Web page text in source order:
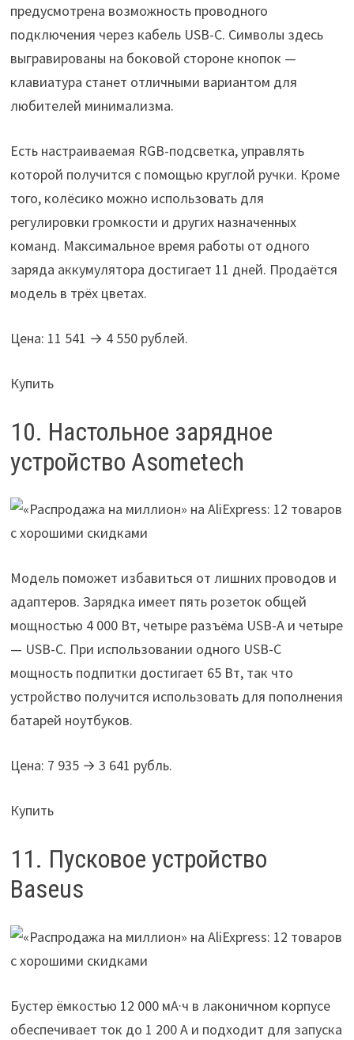
предусмотрена возможность проводного
подключения через кабель USB-C. Символы здесь
выгравированы на боковой стороне кнопок —
клавиатура станет отличными вариантом для
любителей минимализма.
Есть настраиваемая RGB-подсветка, управлять
которой получится с помощью круглой ручки. Кроме
того, колёсико можно использовать для
регулировки громкости и других назначенных
команд. Максимальное время работы от одного
заряда аккумулятора достигает 11 дней. Продаётся
модель в трёх цветах.
Цена: 11 541 → 4 550 рублей.
Купить
10. Настольное зарядное
устройство Asometech
Модель поможет избавиться от лишних проводов и
адаптеров. Зарядка имеет пять розеток общей
мощностью 4 000 Вт, четыре разъёма USB-A и четыре
— USB-C. При использовании одного USB-C
мощность подпитки достигает 65 Вт, так что
устройство получится использовать для пополнения
батарей ноутбуков.
Цена: 7 935 → 3 641 рубль.
Купить
11. Пусковое устройство
Baseus
Бустер ёмкостью 12 000 мА·ч в лаконичном корпусе
обеспечивает ток до 1 200 А и подходит для запуска